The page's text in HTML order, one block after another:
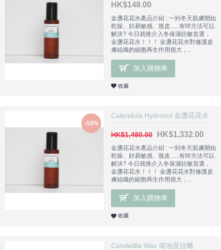
HK$148.00
金盞花花水產品介紹 : 一到冬天肌膚開始
乾燥、好易敏感、脫皮......有咩方法可以
解決? 今日就推介入冬保濕抗敏首選，
金盞花花水！！！ 金盞花花水對修護皮
膚組織的細胞再生作用很大，..
加入購物車
收藏
-10%
Calendula Hydrosol 金盞花花水
HK$1,480.00 HK$1,332.00
金盞花花水產品介紹 : 一到冬天肌膚開始
乾燥、好易敏感、脫皮......有咩方法可以
解決? 今日就推介入冬保濕抗敏首選，
金盞花花水！！！ 金盞花花水對修護皮
膚組織的細胞再生作用很大，..
加入購物車
收藏
Candelilla Wax 堪地里拉蠟